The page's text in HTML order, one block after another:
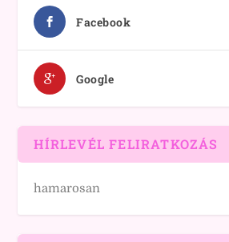
Facebook
Google
HÍRLEVÉL FELIRATKOZÁS
hamarosan